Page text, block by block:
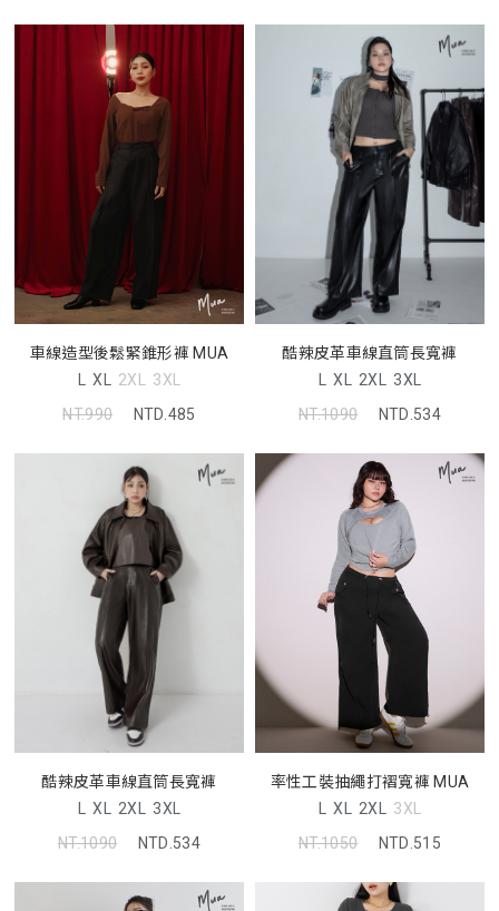
車線造型後鬆緊錐形褲 MUA
L XL 2XL 3XL
NT.990
NTD.485
酷辣皮革車線直筒長寬褲
L XL 2XL 3XL
NT.1090
NTD.534
酷辣皮革車線直筒長寬褲
L XL 2XL 3XL
NT.1090
NTD.534
率性工裝抽繩打褶寬褲 MUA
L XL 2XL 3XL
NT.1050
NTD.515